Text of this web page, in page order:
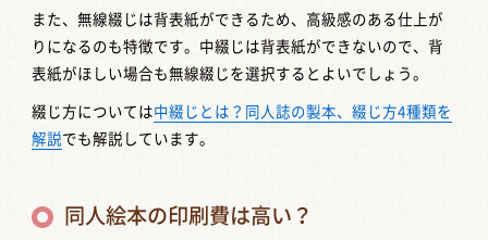
また、無線綴じは背表紙ができるため、高級感のある仕上が
りになるのも特徴です。中綴じは背表紙ができないので、背
表紙がほしい場合も無線綴じを選択するとよいでしょう。
綴じ方については中綴じとは？同人誌の製本、綴じ方4種類を
解説でも解説しています。
同人絵本の印刷費は高い？